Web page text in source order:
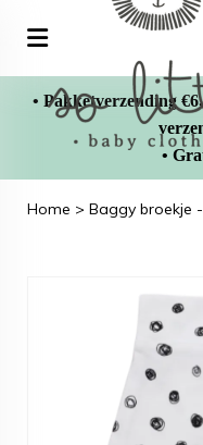
• Pakketverzending
•
Home > Baggy broekje